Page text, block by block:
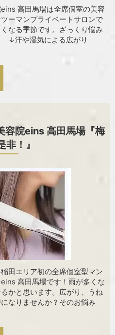
高田馬場は全席個室の美容
ーマンプライベートサロンで
なる季節です。ざっくり悩み
湿気による広がり
容院eins 高田馬場『梅
非！』
田エリア初の全席個室型マン
高田馬場です！雨が多くな
かと思います。広がり、うね
なりませんか？そのお悩み